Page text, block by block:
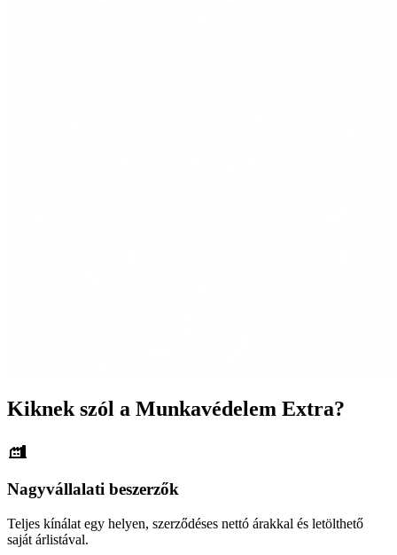
Kiknek szól a Munkavédelem Extra?
Nagyvállalati beszerzők
Teljes kínálat egy helyen, szerződéses nettó árakkal és letölthető
saját árlistával.